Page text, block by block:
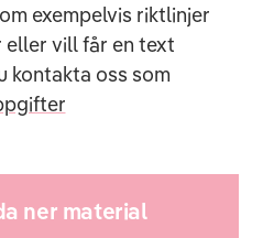
exempelvis riktlinjer
eller vill får en text
kontakta oss som
ner material